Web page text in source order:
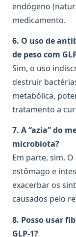
endógeno
medicamento.
6. O uso de
de peso com
Sim, o uso
destruir
metabólica,
tratamento a
7. A “azia” do
microbiota?
Em parte, sim.
estômago e
exacerbar os
causados pelo
8. Posso usar
GLP-1?